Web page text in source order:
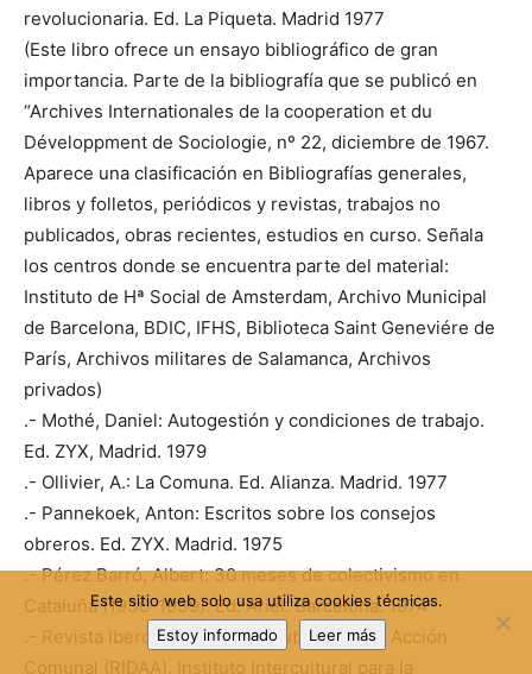
revolucionaria. Ed. La Piqueta. Madrid 1977
(Este libro ofrece un ensayo bibliográfico de gran
importancia. Parte de la bibliografía que se publicó en
“Archives Internationales de la cooperation et du
Développment de Sociologie, nº 22, diciembre de 1967.
Aparece una clasificación en Bibliografías generales,
libros y folletos, periódicos y revistas, trabajos no
publicados, obras recientes, estudios en curso. Señala
los centros donde se encuentra parte del material:
Instituto de Hª Social de Amsterdam, Archivo Municipal
de Barcelona, BDIC, IFHS, Biblioteca Saint Geneviére de
París, Archivos militares de Salamanca, Archivos
privados)
.- Mothé, Daniel: Autogestión y condiciones de trabajo.
Ed. ZYX, Madrid. 1979
.- Ollivier, A.: La Comuna. Ed. Alianza. Madrid. 1977
.- Pannekoek, Anton: Escritos sobre los consejos
obreros. Ed. ZYX. Madrid. 1975
.- Pérez Barró, Albert: 30 meses de colectivismo en
Cataluña (1936-1939). Ed. Ariel. Barcelona. 1974
.- Revista Iberoamericana de Autogestión y Acción
Comunal (RIDAA). Instituto Intercultural para la
Este sitio web solo usa utiliza cookies técnicas.
Estoy informado
Leer más